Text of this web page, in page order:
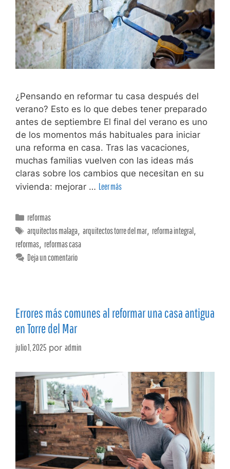
¿Pensando en reformar tu casa después del
verano? Esto es lo que debes tener preparado
antes de septiembre El final del verano es uno
de los momentos más habituales para iniciar
una reforma en casa. Tras las vacaciones,
muchas familias vuelven con las ideas más
claras sobre los cambios que necesitan en su
vivienda: mejorar … Leer más
reformas
arquitectos malaga,arquitectos torre del mar, reforma integral ,
reformas, reformas casa
Deja un comentario
Errores más comunes al reformar una casa antigua
en Torre del Mar
julio 1, 2025 por admin